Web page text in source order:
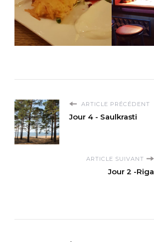
ARTICLE PRÉCÉDENT
Jour 4 - Saulkrasti
ARTICLE SUIVANT
Jour 2 -Riga